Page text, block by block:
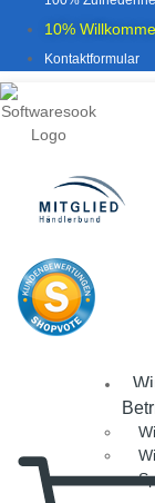
10%
Kontaktformular